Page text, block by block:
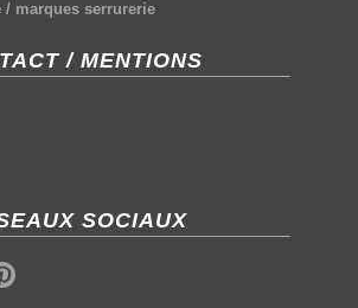
/ marques serrurerie
/ MENTIONS
SOCIAUX